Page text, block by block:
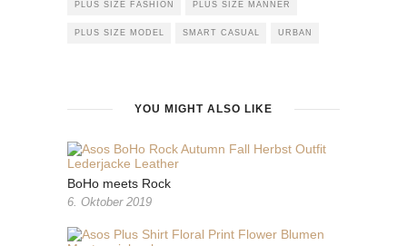
PLUS SIZE FASHION PLUS SIZE MÄNNER
PLUS SIZE MODEL SMART CASUAL URBAN
YOU MIGHT ALSO LIKE
BoHo meets Rock
6. Oktober 2019